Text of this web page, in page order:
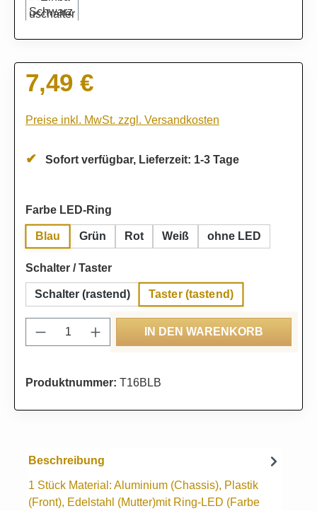
Regulärer Preis:
7,49 €
Preise inkl. MwSt. zzgl. Versandkosten
Sofort verfügbar, Lieferzeit: 1-3 Tage
Farbe LED-Ring
Blau Grün Rot Weiß ohne LED
Schalter / Tasterauswählen
Schalter (rastend) Taster (tastend)
Produkt Anzahl: Gib den gewünschten
IN DEN WARENKORB
Produktnummer: T16BLB
Beschreibung
1 Stück Material: Aluminium (Chassis), Plastik
(Front), Edelstahl (Mutter)mit Ring-LED (Farbe